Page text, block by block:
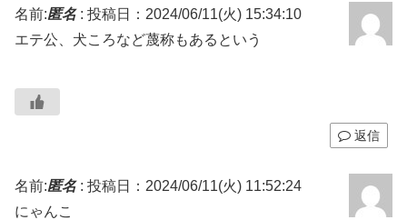
名前:匿名: 投稿日：2024/06/11(火) 15:34:10
エテ公、犬ころなど蔑称もあるという
返信
名前:匿名: 投稿日：2024/06/11(火) 11:52:24
にゃんこ